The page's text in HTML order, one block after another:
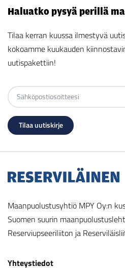
Haluatko pysyä perillä
Tilaa kerran kuussa ilmestyvä
kokoamme kuukauden
uutispakettiin!
Maanpuolustusyhtiö MPY Oy:n
Suomen suurin
Reserviupseeriliiton ja
Yhteystiedot